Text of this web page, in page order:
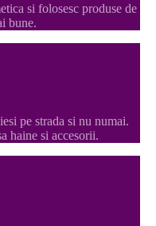
si folosesc produse de
bune.
pe strada si nu numai.
haine si accesorii.